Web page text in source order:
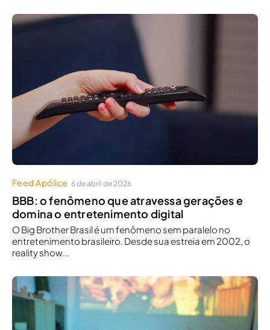
Feed Apólice 6 de abril de 2026
BBB: o fenômeno que atravessa gerações e
domina o entretenimento digital
O Big Brother Brasil é um fenômeno sem paralelo no
entretenimento brasileiro. Desde sua estreia em 2002, o
reality show...